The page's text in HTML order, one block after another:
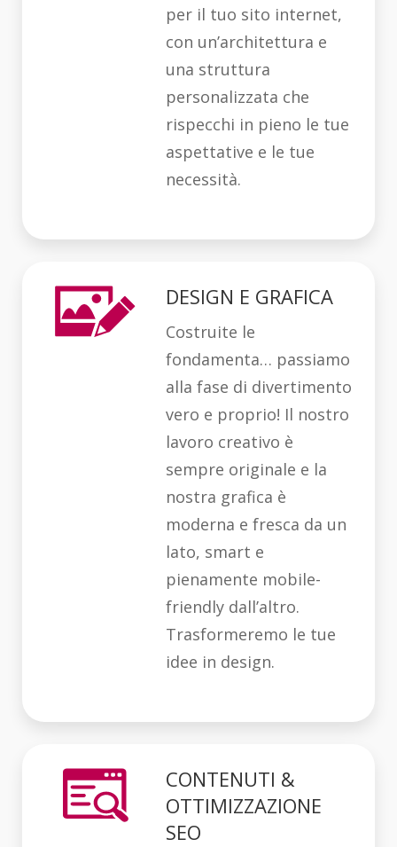
per il tuo sito internet,
con un’architettura e
una struttura
personalizzata che
rispecchi in pieno le tue
aspettative e le tue
necessità.
DESIGN E GRAFICA
Costruite le
fondamenta… passiamo
alla fase di divertimento
vero e proprio! Il nostro
lavoro creativo è
sempre originale e la
nostra grafica è
moderna e fresca da un
lato, smart e
pienamente mobile-
friendly dall’altro.
Trasformeremo le tue
idee in design.
CONTENUTI &
OTTIMIZZAZIONE
SEO